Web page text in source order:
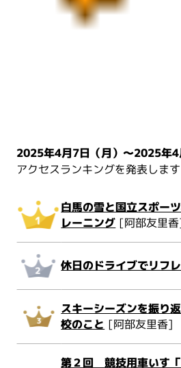
2025年4月7日（月）～2025年4
アクセスランキングを発表します
白馬の雪と国立スポー
レーニング [阿部友里
休日のドライブでリフ
スキーシーズンを振り
校のこと [阿部友里香]
第２回 競技用車いす